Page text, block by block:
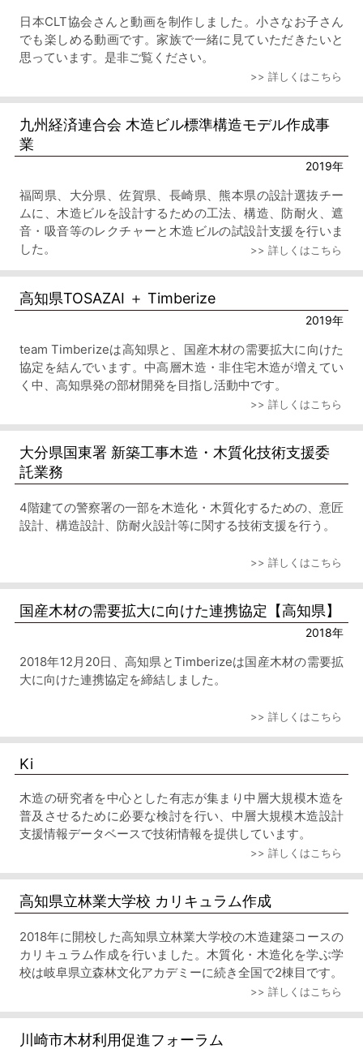
日本CLT協会さんと動画を制作しました。小さなお子さん
でも楽しめる動画です。家族で一緒に見ていただきたいと
思っています。是非ご覧ください。
>> 詳しくはこちら
九州経済連合会 木造ビル標準構造モデル作成事
業
2019年
福岡県、大分県、佐賀県、長崎県、熊本県の設計選抜チー
ムに、木造ビルを設計するための工法、構造、防耐火、遮
音・吸音等のレクチャーと木造ビルの試設計支援を行いま
した。
>> 詳しくはこちら
高知県TOSAZAI ＋ Timberize
2019年
team Timberizeは高知県と、国産木材の需要拡大に向けた
協定を結んでいます。中高層木造・非住宅木造が増えてい
く中、高知県発の部材開発を目指し活動中です。
>> 詳しくはこちら
大分県国東署 新築工事木造・木質化技術支援委
託業務
4階建ての警察署の一部を木造化・木質化するための、意匠
設計、構造設計、防耐火設計等に関する技術支援を行う。
>> 詳しくはこちら
国産木材の需要拡大に向けた連携協定【高知県】
2018年
2018年12月20日、高知県とTimberizeは国産木材の需要拡
大に向けた連携協定を締結しました。
>> 詳しくはこちら
Ki
木造の研究者を中心とした有志が集まり中層大規模木造を
普及させるために必要な検討を行い、中層大規模木造設計
支援情報データベースで技術情報を提供しています。
>> 詳しくはこちら
高知県立林業大学校 カリキュラム作成
2018年に開校した高知県立林業大学校の木造建築コースの
カリキュラム作成を行いました。木質化・木造化を学ぶ学
校は岐阜県立森林文化アカデミーに続き全国で2棟目です。
>> 詳しくはこちら
川崎市木材利用促進フォーラム